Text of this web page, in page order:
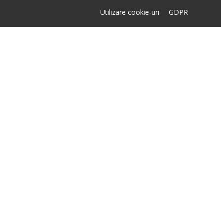
Utilizare cookie-uri GDPR